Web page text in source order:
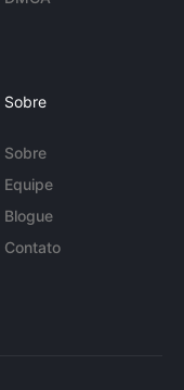
Sobre
Sobre
Equipe
Blogue
Contato